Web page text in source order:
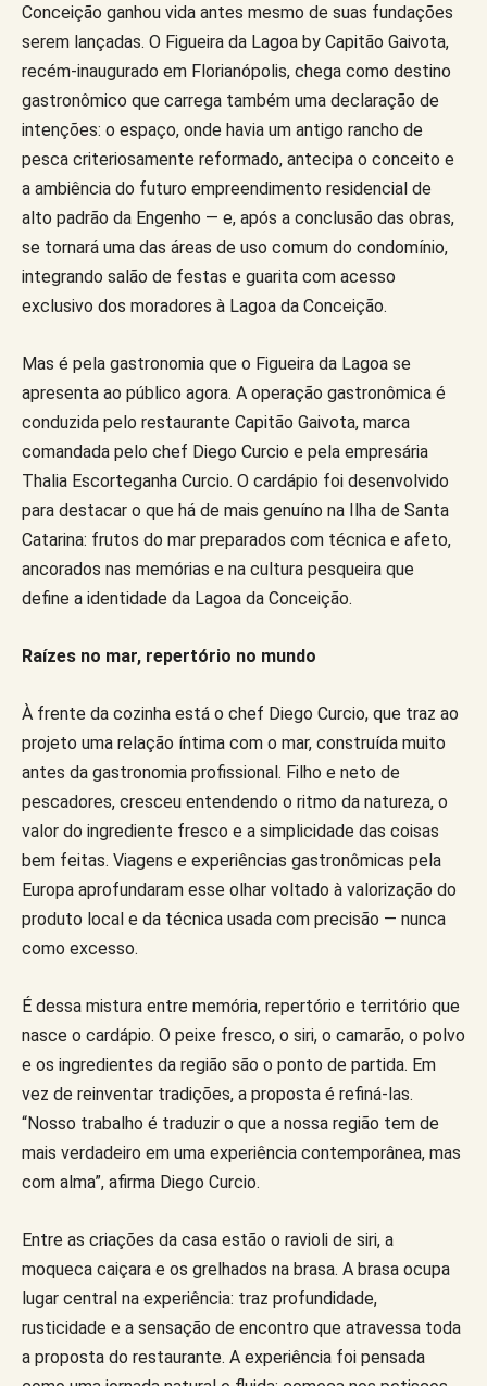
Conceição ganhou vida antes mesmo de suas fundações
serem lançadas. O Figueira da Lagoa by Capitão Gaivota,
recém-inaugurado em Florianópolis, chega como destino
gastronômico que carrega também uma declaração de
intenções: o espaço, onde havia um antigo rancho de
pesca criteriosamente reformado, antecipa o conceito e
a ambiência do futuro empreendimento residencial de
alto padrão da Engenho — e, após a conclusão das obras,
se tornará uma das áreas de uso comum do condomínio,
integrando salão de festas e guarita com acesso
exclusivo dos moradores à Lagoa da Conceição.
Mas é pela gastronomia que o Figueira da Lagoa se
apresenta ao público agora. A operação gastronômica é
conduzida pelo restaurante Capitão Gaivota, marca
comandada pelo chef Diego Curcio e pela empresária
Thalia Escorteganha Curcio. O cardápio foi desenvolvido
para destacar o que há de mais genuíno na Ilha de Santa
Catarina: frutos do mar preparados com técnica e afeto,
ancorados nas memórias e na cultura pesqueira que
define a identidade da Lagoa da Conceição.
Raízes no mar, repertório no mundo
À frente da cozinha está o chef Diego Curcio, que traz ao
projeto uma relação íntima com o mar, construída muito
antes da gastronomia profissional. Filho e neto de
pescadores, cresceu entendendo o ritmo da natureza, o
valor do ingrediente fresco e a simplicidade das coisas
bem feitas. Viagens e experiências gastronômicas pela
Europa aprofundaram esse olhar voltado à valorização do
produto local e da técnica usada com precisão — nunca
como excesso.
É dessa mistura entre memória, repertório e território que
nasce o cardápio. O peixe fresco, o siri, o camarão, o polvo
e os ingredientes da região são o ponto de partida. Em
vez de reinventar tradições, a proposta é refiná-las.
“Nosso trabalho é traduzir o que a nossa região tem de
mais verdadeiro em uma experiência contemporânea, mas
com alma”, afirma Diego Curcio.
Entre as criações da casa estão o ravioli de siri, a
moqueca caiçara e os grelhados na brasa. A brasa ocupa
lugar central na experiência: traz profundidade,
rusticidade e a sensação de encontro que atravessa toda
a proposta do restaurante. A experiência foi pensada